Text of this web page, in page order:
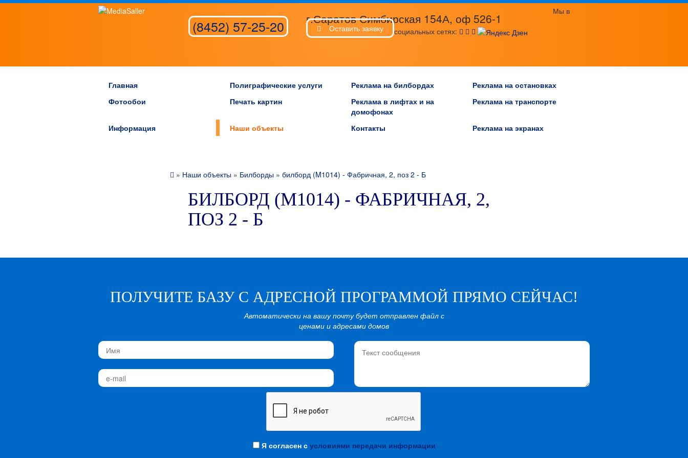
(8452) 57-25-20 г.Саратов Симбирская 154А, оф 526-1
Оставить заявку
Мы в
социальных сетях:
Главная Полиграфические услуги Реклама на билбордах
Реклама на остановках
Фотообои
Печать картин
Реклама в лифтах и на
домофонах
Реклама на транспорте
Информация Наши объекты Контакты Реклама на экранах
» Наши объекты » Билборды » билборд (M1014) - Фабричная, 2, поз 2 - Б
БИЛБОРД (M1014) - ФАБРИЧНАЯ, 2,
ПОЗ 2 - Б
ПОЛУЧИТЕ БАЗУ С АДРЕСНОЙ ПРОГРАММОЙ ПРЯМО СЕЙЧАС!
Автоматически на вашу почту будет отправлен файл с
ценами и адресами домов
Я согласен с условиями передачи информации